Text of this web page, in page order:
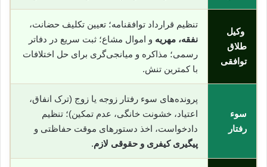
وکیل
طلاق
توافقی
تنظیم قرارداد توافقنامه؛ تعیین تکلیف حضانت،
نفقه، مهریه و اموال مشاع؛ ثبت سریع در دفاتر
رسمی؛ مذاکره و میانجی‌گری برای حل اختلافات
با کمترین تنش.
سوء
رفتار
پرونده‌های سوء رفتار زوجه یا زوج (ترک انفاق،
اعتیاد، خشونت خانگی، عدم تمکین)؛ تنظیم
دادخواست، اخذ دستورهای موقت حفاظتی و
پیگیری کیفری و حقوقی لازم.